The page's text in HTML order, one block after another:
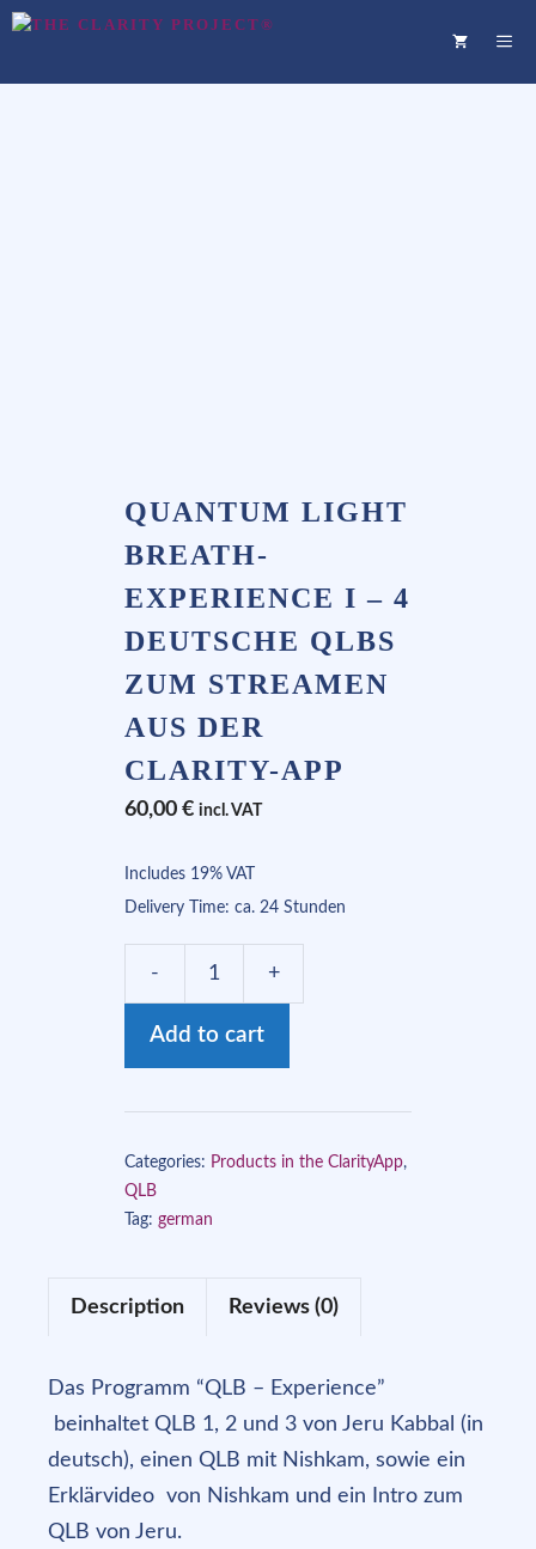
Skip
content
QUANTUM LIGHT
BREATH-
EXPERIENCE I – 4
DEUTSCHE QLBS
ZUM STREAMEN
AUS DER
CLARITY-APP
60,00€ incl. VAT
Includes 19% VAT
Delivery Time: ca. 24 Stunden
Light
–
4
zum
aus
der
Clarity-
App
[Digital]
Add to cart
Categories: Products in the ClarityApp,
QLB
Tag:german
Description Reviews (0)
Das Programm “QLB – Experience”
beinhaltet QLB 1, 2 und 3 von Jeru Kabbal (in
deutsch), einen QLB mit Nishkam, sowie ein
Erklärvideo von Nishkam und ein Intro zum
QLB von Jeru.